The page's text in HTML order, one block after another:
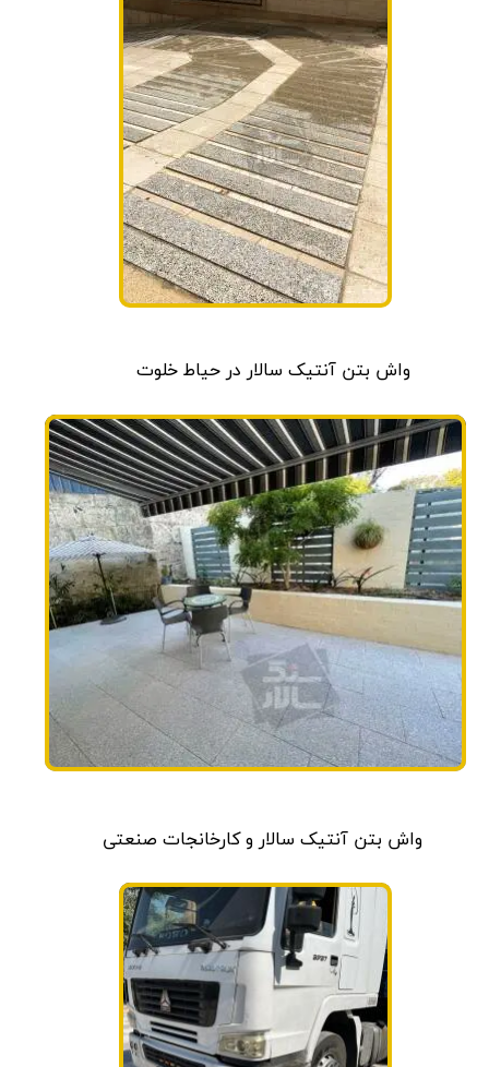
واش بتن آنتیک سالار در حیاط خلوت
واش بتن آنتیک سالار و کارخانجات صنعتی